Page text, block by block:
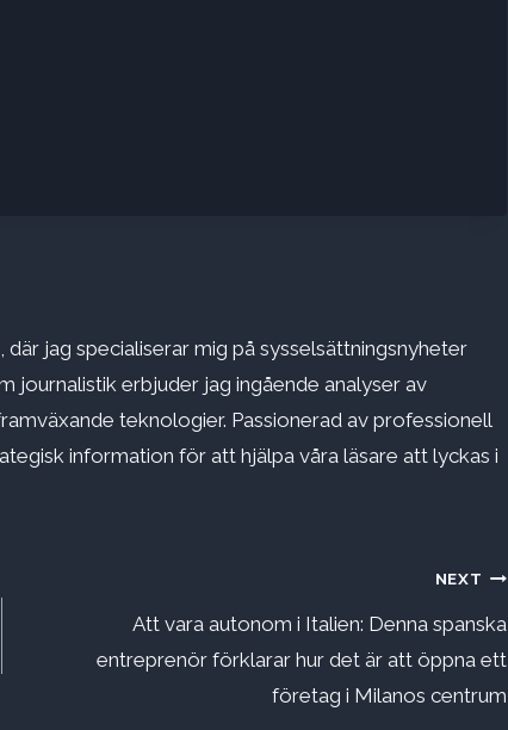
jag specialiserar mig på sysselsättningsnyheter
journalistik erbjuder jag ingående analyser av
teknologier. Passionerad av professionell
information för att hjälpa våra läsare att lyckas i
NEXT
Att vara autonom i Italien: Denna spanska
entreprenör förklarar hur det är att öppna ett
företag i Milanos centrum